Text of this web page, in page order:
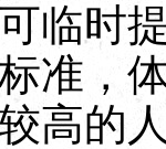
临时
准，
高的